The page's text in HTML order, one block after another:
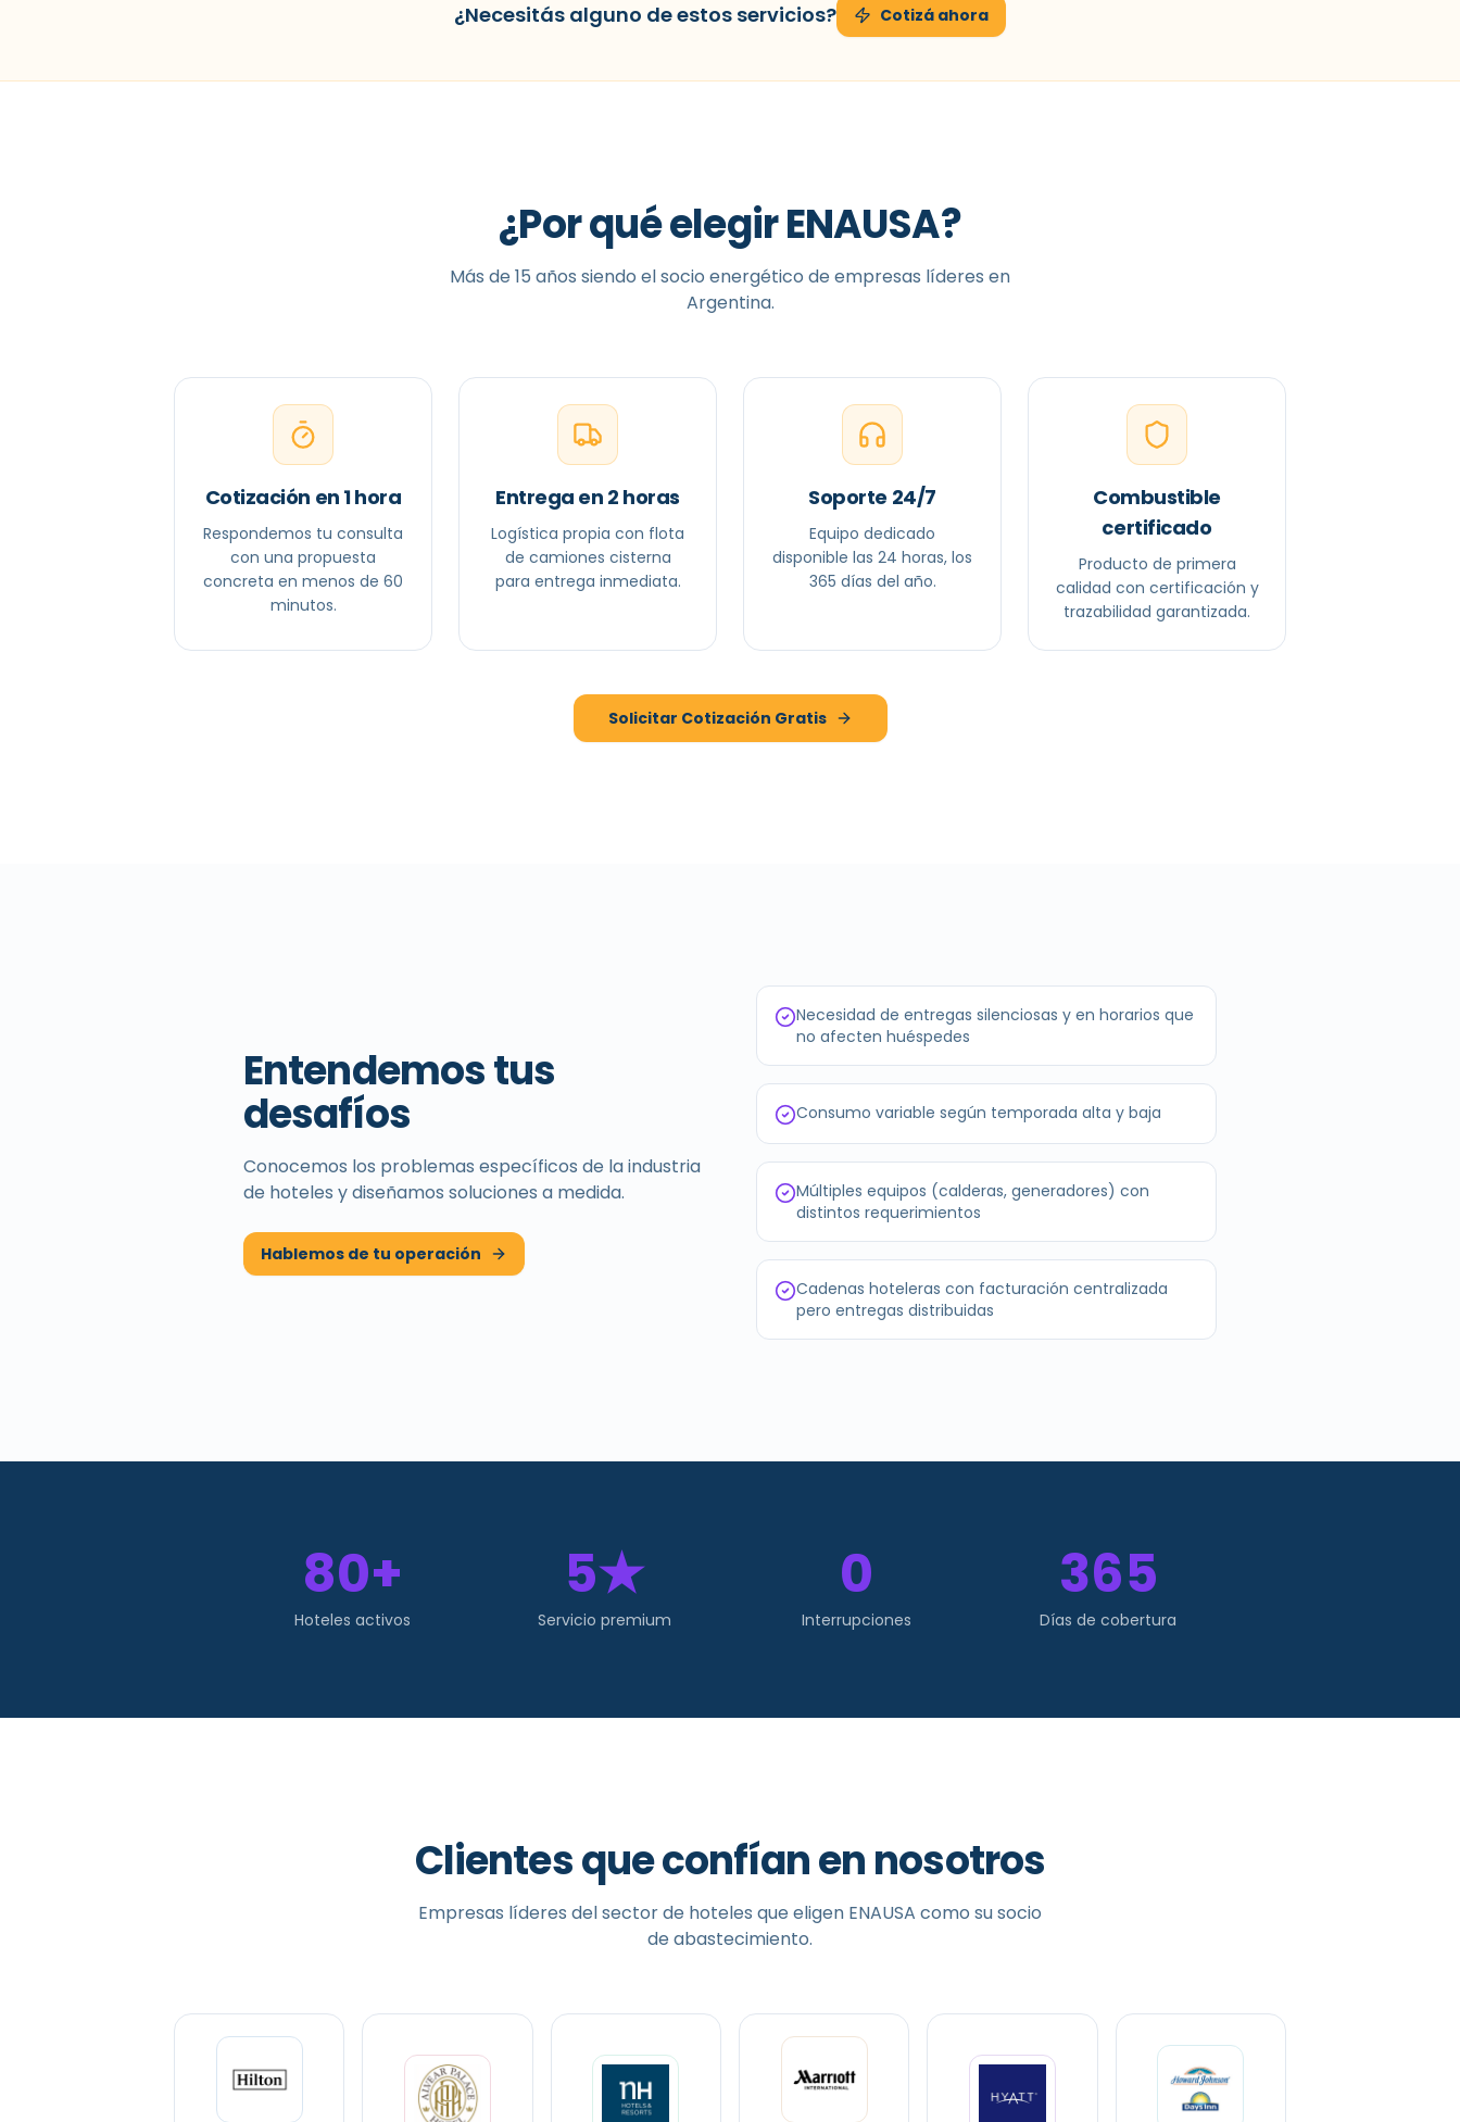
¿Necesitás alguno de estos servicios? Cotizá ahora
¿Por qué elegir ENAUSA?
Más de 15 años siendo el socio energético de empresas líderes en
Argentina.
Cotización en 1 hora
Respondemos tu consulta
con una propuesta
concreta en menos de 60
minutos.
Entrega en 2 horas
Logística propia con flota
de camiones cisterna
para entrega inmediata.
Soporte 24/7
Equipo dedicado
disponible las 24 horas, los
365 días del año.
Combustible
certificado
Producto de primera
calidad con certificación y
trazabilidad garantizada.
Solicitar Cotización Gratis
Entendemos tus
desafíos
Conocemos los problemas específicos de la industria
de hoteles y diseñamos soluciones a medida.
Hablemos de tu operación
Necesidad de entregas silenciosas y en horarios que
no afecten huéspedes
Consumo variable según temporada alta y baja
Múltiples equipos (calderas, generadores) con
distintos requerimientos
Cadenas hoteleras con facturación centralizada
pero entregas distribuidas
80+
Hoteles activos
5★
Servicio premium
0
Interrupciones
365
Días de cobertura
Clientes que confían en nosotros
Empresas líderes del sector de hoteles que eligen ENAUSA como su socio
de abastecimiento.